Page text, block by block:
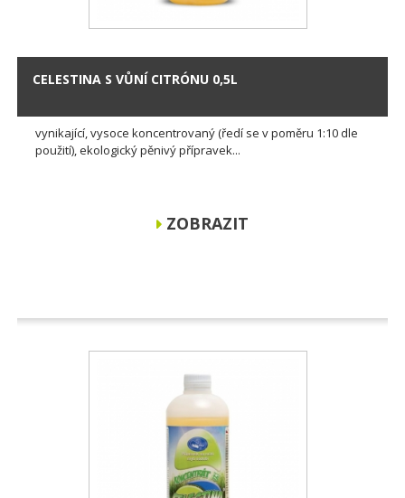
CELESTINA S VŮNÍ CITRÓNU 0,5L
vynikající, vysoce koncentrovaný (ředí se v poměru 1:10 dle
použití), ekologický pěnivý přípravek...
ZOBRAZIT